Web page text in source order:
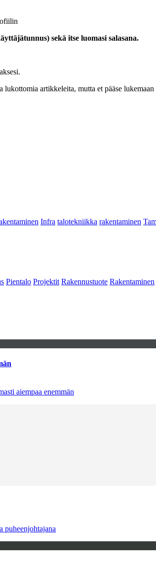
sekä itse luomasi salasana.
artikkeleita, mutta et pääse
Infra talotekniikka rakentaminen
Pientalo Projektit Rakennustuote Rakentaminen
aiempaa enemmän
puheenjohtajana